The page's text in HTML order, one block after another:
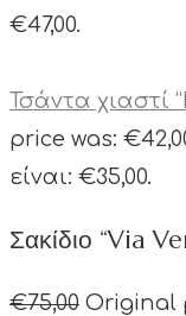
€47,00.
Τσάντα χιαστί
price was:
είναι: €35,00.
Σακίδιο “Via
€75,00 Original